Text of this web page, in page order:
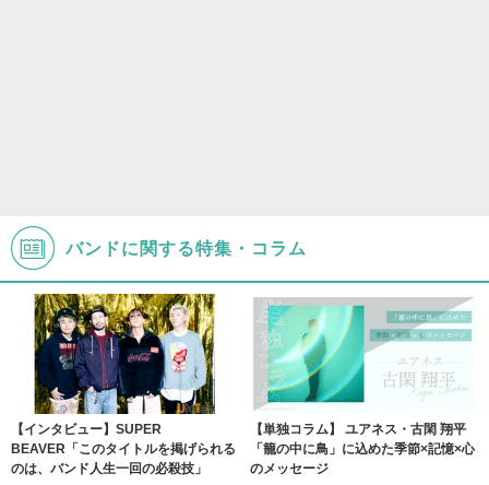
バンドに関する特集・コラム
【インタビュー】SUPER
BEAVER「このタイトルを掲げられる
のは、バンド人生一回の必殺技」
【単独コラム】 ユアネス・古閑 翔平
「籠の中に鳥」に込めた季節×記憶×心
のメッセージ